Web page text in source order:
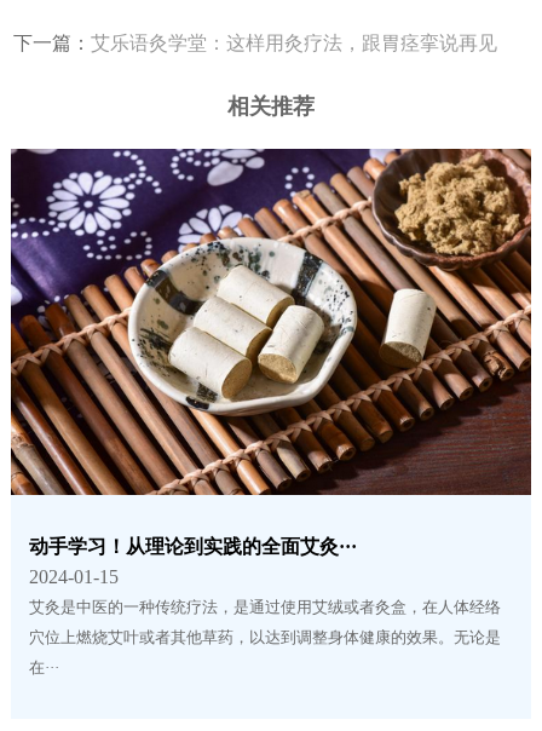
下一篇：艾乐语灸学堂：这样用灸疗法，跟胃痉挛说再见
相关推荐
动手学习！从理论到实践的全面艾灸···
2024-01-15
艾灸是中医的一种传统疗法，是通过使用艾绒或者灸盒，在人体经络
穴位上燃烧艾叶或者其他草药，以达到调整身体健康的效果。无论是
在···